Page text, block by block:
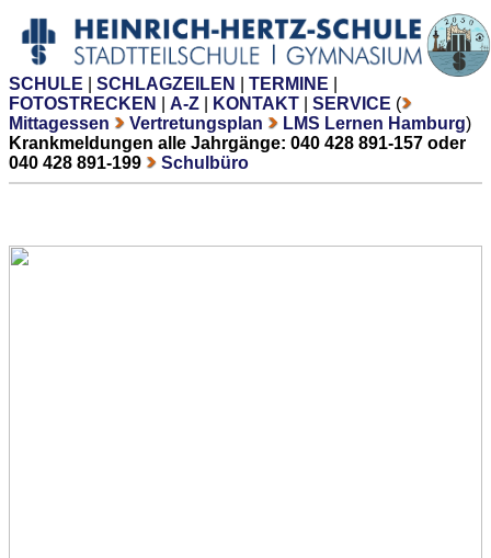
SCHULE SCHLAGZEILEN TERMINE
FOTOSTRECKEN
A-Z KONTAKT SERVICE (
Mittagessen
Vertretungsplan LMS Lernen Hamburg)
Krankmeldungen alle Jahrgänge: 040 428 891-157 oder
040 428 891-199
Schulbüro